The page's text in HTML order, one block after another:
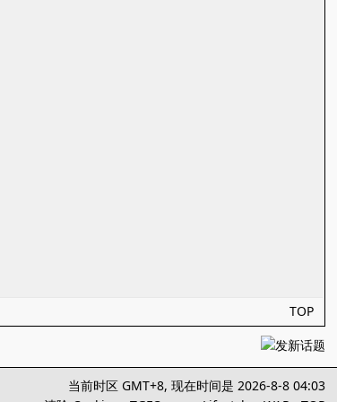
TOP
当前时区 GMT+8, 现在时间是 2026-8-8 04:03